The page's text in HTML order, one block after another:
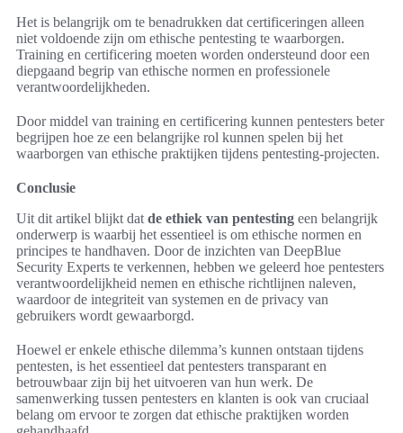
Het is belangrijk om te benadrukken dat certificeringen alleen
niet voldoende zijn om ethische pentesting te waarborgen.
Training en certificering moeten worden ondersteund door een
diepgaand begrip van ethische normen en professionele
verantwoordelijkheden.
Door middel van training en certificering kunnen pentesters beter
begrijpen hoe ze een belangrijke rol kunnen spelen bij het
waarborgen van ethische praktijken tijdens pentesting-projecten.
Conclusie
Uit dit artikel blijkt dat de ethiek van pentesting een belangrijk
onderwerp is waarbij het essentieel is om ethische normen en
principes te handhaven. Door de inzichten van DeepBlue
Security Experts te verkennen, hebben we geleerd hoe pentesters
verantwoordelijkheid nemen en ethische richtlijnen naleven,
waardoor de integriteit van systemen en de privacy van
gebruikers wordt gewaarborgd.
Hoewel er enkele ethische dilemma’s kunnen ontstaan tijdens
pentesten, is het essentieel dat pentesters transparant en
betrouwbaar zijn bij het uitvoeren van hun werk. De
samenwerking tussen pentesters en klanten is ook van cruciaal
belang om ervoor te zorgen dat ethische praktijken worden